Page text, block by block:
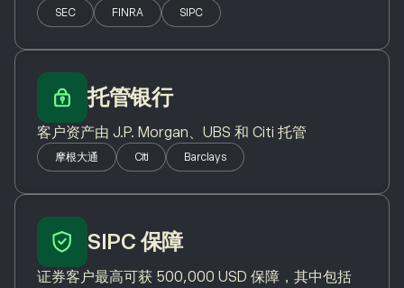
SEC FINRA SIPC
托管银行
客户资产由 J.P. Morgan、UBS 和 Citi 托管
摩根大通 Citi Barclays
SIPC 保障
证券客户最高可获 500,000 USD 保障，其中包括